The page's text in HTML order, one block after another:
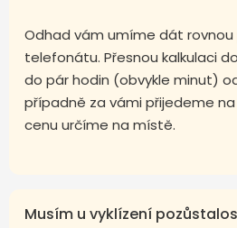
Odhad vám umíme dát rovnou
telefonátu. Přesnou kalkulaci
do pár hodin (obvykle minut)
případně za vámi přijedeme
cenu určíme na místě.
Musím u vyklízení